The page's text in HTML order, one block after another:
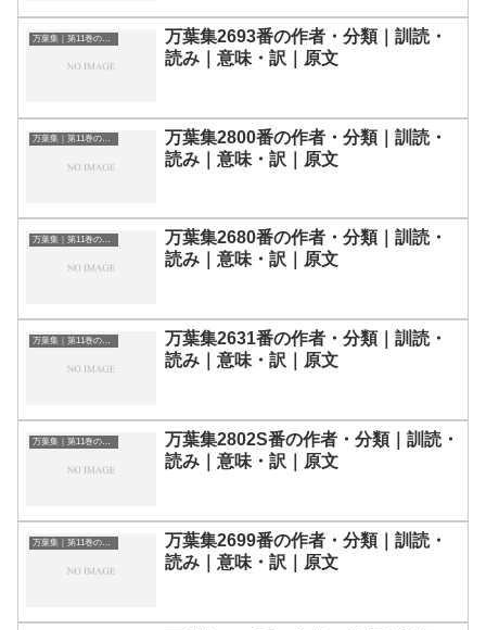
万葉集｜第11巻の和歌一覧
万葉集2693番の作者・分類｜訓読・
読み｜意味・訳｜原文
万葉集｜第11巻の和歌一覧
万葉集2800番の作者・分類｜訓読・
読み｜意味・訳｜原文
万葉集｜第11巻の和歌一覧
万葉集2680番の作者・分類｜訓読・
読み｜意味・訳｜原文
万葉集｜第11巻の和歌一覧
万葉集2631番の作者・分類｜訓読・
読み｜意味・訳｜原文
万葉集｜第11巻の和歌一覧
万葉集2802S番の作者・分類｜訓読・
読み｜意味・訳｜原文
万葉集｜第11巻の和歌一覧
万葉集2699番の作者・分類｜訓読・
読み｜意味・訳｜原文